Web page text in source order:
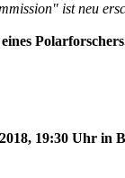
ist neu
19:30 Uhr in